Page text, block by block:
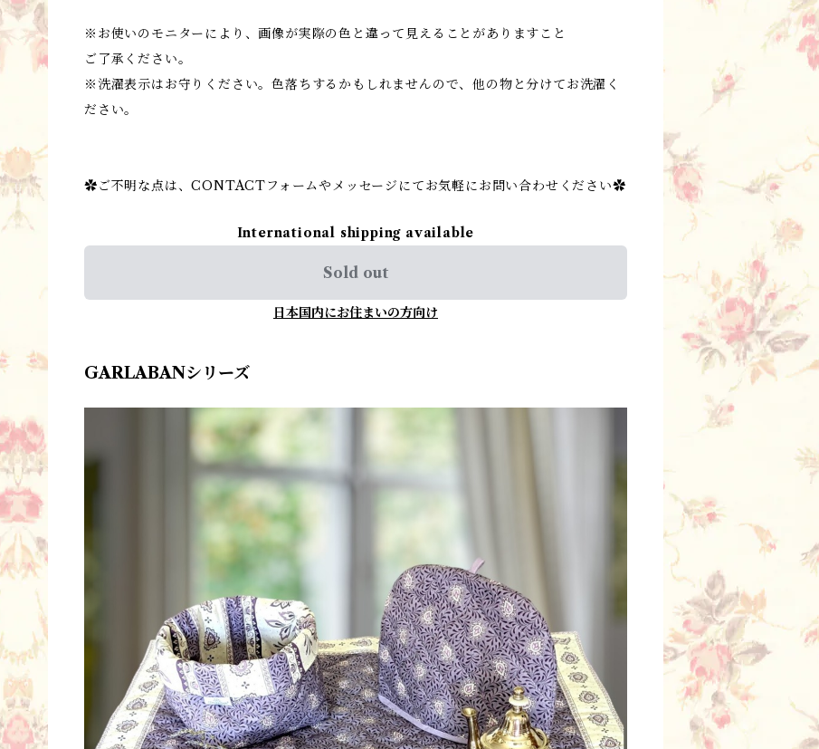
※お使いのモニターにより、画像が実際の色と違って見えることがありますこと
ご了承ください。
※洗濯表示はお守りください。色落ちするかもしれませんので、他の物と分けてお洗濯く
ださい。
✿ご不明な点は、CONTACTフォームやメッセージにてお気軽にお問い合わせください✿
International shipping available
Sold out
日本国内にお住まいの方向け
GARLABANシリーズ